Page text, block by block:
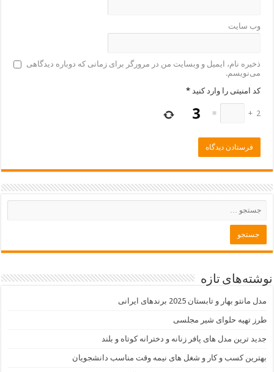
وب‌ سایت
ذخیره نام، ایمیل و وبسایت من در مرورگر برای زمانی که دوباره دیدگاهی
می‌نویسم.
کد امنیتی را وارد کنید *
2
+
=
نوشته‌های تازه
مدل مانتو بهار و تابستان 2025 برندهای ایرانی
طرز تهیه حلوای شیر مجلسی
جدید ترین مدل های پافر زنانه و دخترانه کوتاه و بلند
بهترین کسب و کار و شغل های نیمه وقت مناسب دانشجویان